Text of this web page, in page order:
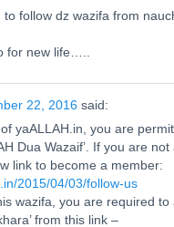
follow dz wazifa from
for new life…..
22, 2016 said:
yaALLAH.in, you are
Dua Wazaif’. If you are
link to become a member:
2015/04/03/follow-us
wazifa, you are required to
from this link –